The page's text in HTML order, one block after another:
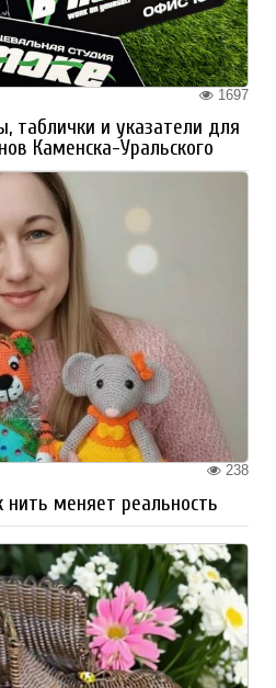
1697
таблички и указатели для
Каменска-Уральского
238
нить меняет реальность